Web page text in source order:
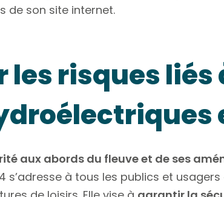
de son site internet.
les risques liés
aux abords du fleuve et de ses
à tous les publics et